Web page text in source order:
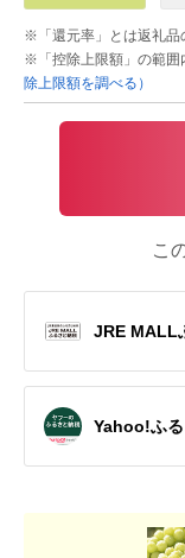
※「還元率」とは返礼品
※「控除上限額」の範囲
除上限額を調べる）
こ
JRE MALL
Yahoo!ふ